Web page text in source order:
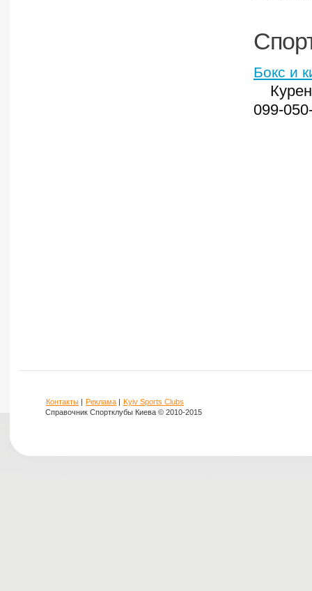
Бокс и
099-
Контакты | Реклама | Kyiv Sports Clubs
Справочник Спортклубы Киева © 2010-2015